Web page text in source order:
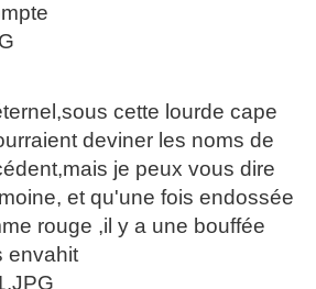
cette lourde cape
deviner les noms de
je peux vous dire
et qu'une fois endossée
rouge ,il y a une bouffée
envahit